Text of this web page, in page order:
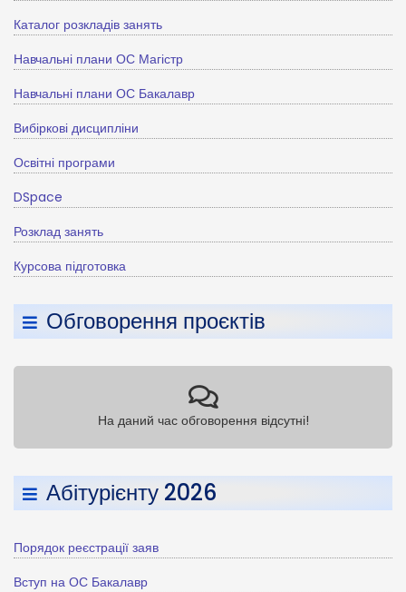
Каталог розкладів занять
Навчальні плани ОС Магістр
Навчальні плани ОС Бакалавр
Вибіркові дисципліни
Освітні програми
DSpace
Розклад занять
Курсова підготовка
Обговорення проєктів
На даний час обговорення відсутні!
Абітурієнту 2026
Порядок реєстрації заяв
Вступ на ОС Бакалавр